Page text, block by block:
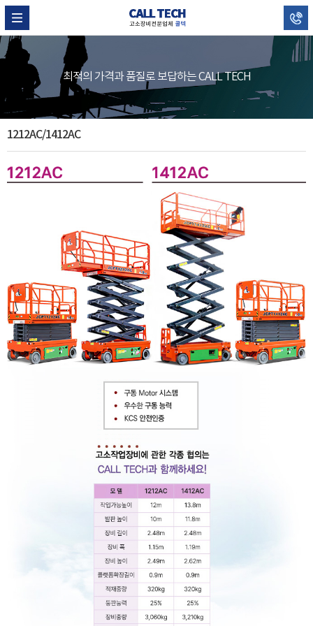
최적의 가격과 품질로 보답하는 CALL TECH
1212AC/1412AC